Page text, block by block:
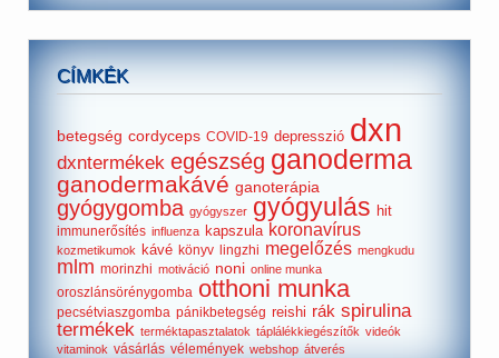
CÍMKÉK
betegség cordyceps COVID-19 depresszió dxn
dxntermékek egészség ganoderma
ganodermakávé ganoterápia
gyógygomba gyógyszer gyógyulás hit
immunerősítés influenza kapszula koronavírus
kozmetikumok kávé könyv lingzhi megelőzés mengkudu
mlm morinzhi motiváció noni online munka
oroszlánsörénygomba otthoni munka
pecsétviaszgomba pánikbetegség reishi rák spirulina
termékek terméktapasztalatok táplálékkiegészítők videók
vitaminok vásárlás vélemények webshop átverés